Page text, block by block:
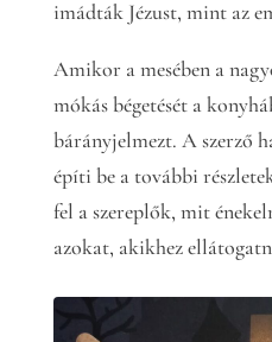
imádták Jézust, mint az
Amikor a mesében a
mókás bégetését a
bárányjelmezt. A szerző
építi be a további
fel a szereplők, mit
azokat, akikhez